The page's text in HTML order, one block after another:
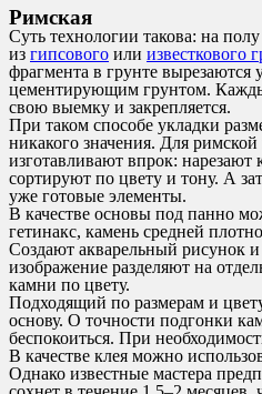
Римская
Суть технологии такова: на
из гипсового или известкового
фрагмента в грунте вырезаются
цементирующим грунтом.
свою выемку и закрепляется.
При таком способе укладки
никакого значения. Для
изготавливают впрок:
сортируют по цвету и тону. А
уже готовые элементы.
В качестве основы под панно
гетинакс, камень средней
Создают акварельный рисунок и
изображение разделяют на
камни по цвету.
Подходящий по размерам и
основу. О точности подгонки
беспокоиться. При
В качестве клея можно
Однако известные мастера